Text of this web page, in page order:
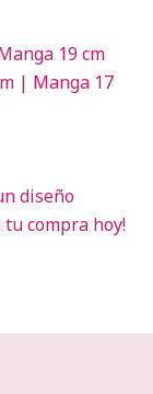
19 cm
| Manga 17
diseño
tu compra hoy!